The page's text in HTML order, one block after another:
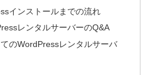
インストールまでの流れ
レンタルサーバーのQ&A
のWordPressレンタルサーバ